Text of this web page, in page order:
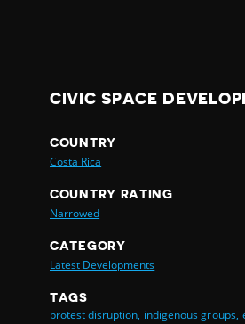
CIVIC SPACE
COUNTRY
Costa Rica
COUNTRY RATING
Narrowed
CATEGORY
Latest Developments
TAGS
protest disruption, indigenous groups,